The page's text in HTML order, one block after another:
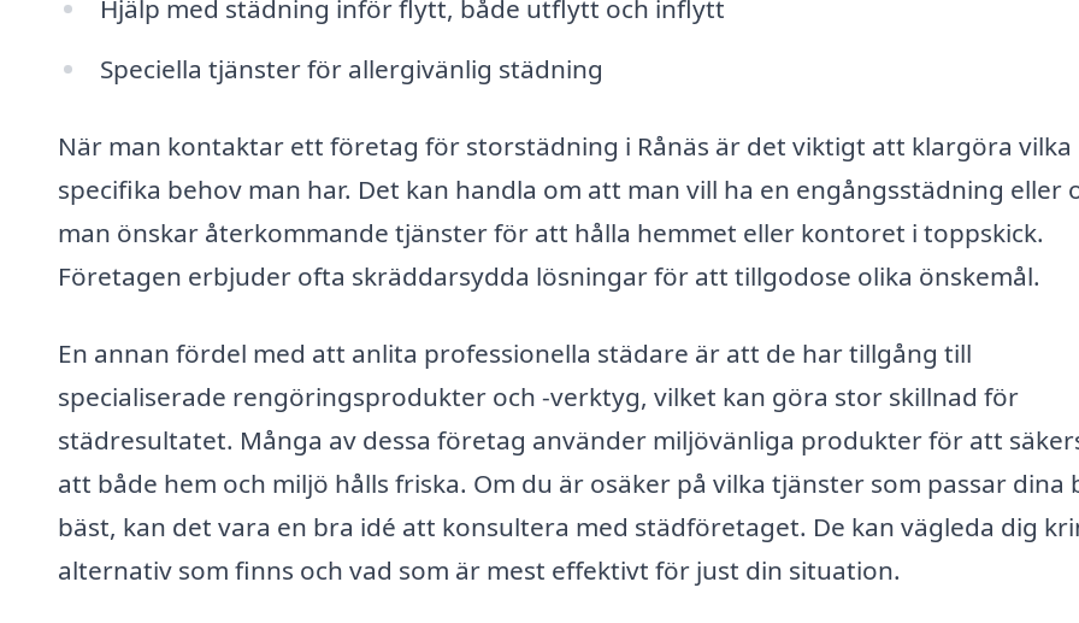
Hjälp med städning inför flytt, både utflytt och inflytt
Speciella tjänster för allergivänlig städning
När man kontaktar ett företag för storstädning i Rånäs är det viktigt att klargöra vilka
specifika behov man har. Det kan handla om att man vill ha en engångsstädning eller
man önskar återkommande tjänster för att hålla hemmet eller kontoret i toppskick.
Företagen erbjuder ofta skräddarsydda lösningar för att tillgodose olika önskemål.
En annan fördel med att anlita professionella städare är att de har tillgång till
specialiserade rengöringsprodukter och -verktyg, vilket kan göra stor skillnad för
städresultatet. Många av dessa företag använder miljövänliga produkter för att
att både hem och miljö hålls friska. Om du är osäker på vilka tjänster som passar dina
bäst, kan det vara en bra idé att konsultera med städföretaget. De kan vägleda dig
alternativ som finns och vad som är mest effektivt för just din situation.